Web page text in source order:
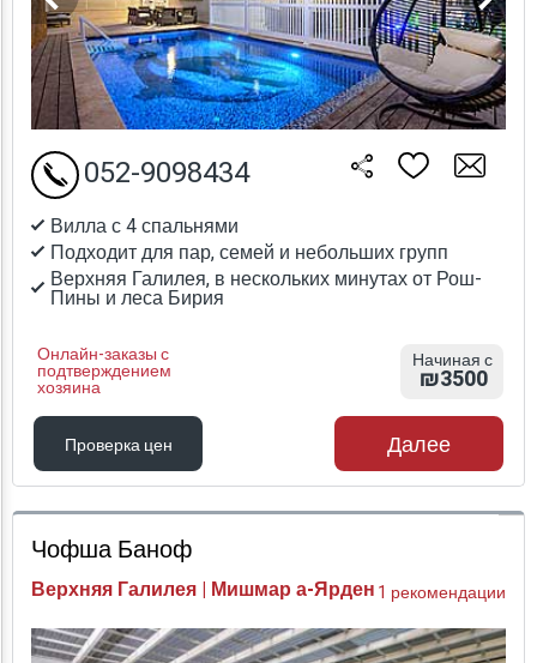
Вилла с 4 спальнями
Подходит для пар, семей и небольших групп
Верхняя Галилея, в нескольких минутах от Рош-
Пины и леса Бирия
Онлайн-заказы с
подтверждением
хозяина
052-9098434
Начиная с
₪3500
Проверка цен
Проверка цен
Далее
Чофша Баноф
Верхняя Галилея | Мишмар а-Ярден1 рекомендации